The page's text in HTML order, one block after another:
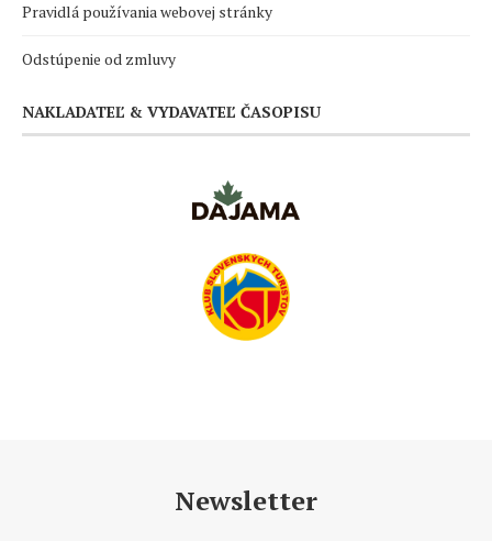
Pravidlá používania webovej stránky
Odstúpenie od zmluvy
NAKLADATEĽ & VYDAVATEĽ ČASOPISU
Newsletter